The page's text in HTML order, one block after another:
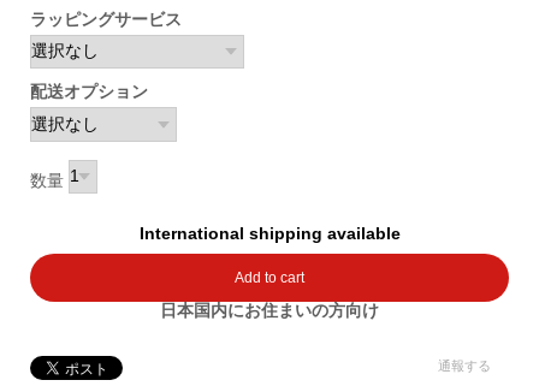
ラッピングサービス
配送オプション
数量
International shipping available
Add to cart
日本国内にお住まいの方向け
通報する